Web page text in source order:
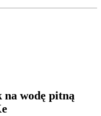
wodę pitną